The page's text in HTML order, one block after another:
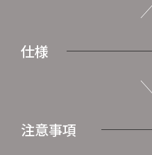
仕様
注意事項